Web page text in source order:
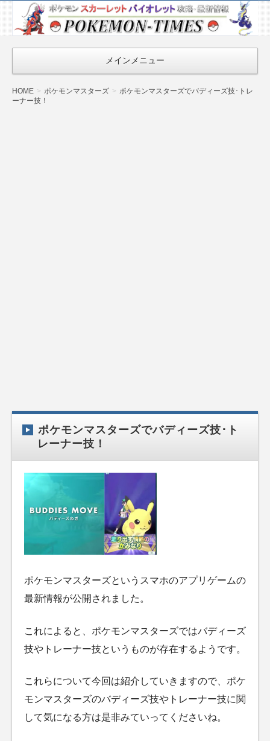
ポケモン最新
情報まとめ
『POKEMON-
TIMES』
メインメニュー
HOME ポケモンマスターズ
ポケモンマスターズでバディーズ技･トレ
ーナー技！
ポケモンマスターズでバディーズ技･ト
レーナー技！
ポケモンマスターズというスマホのアプリゲームの
最新情報が公開されました。
これによると、ポケモンマスターズではバディーズ
技やトレーナー技というものが存在するようです。
これらについて今回は紹介していきますので、ポケ
モンマスターズのバディーズ技やトレーナー技に関
して気になる方は是非みていってくださいね。